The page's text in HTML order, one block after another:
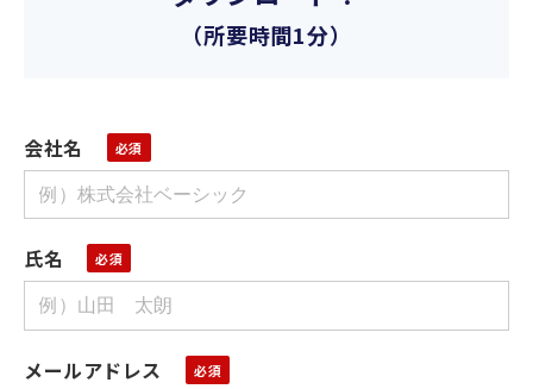
（所要時間1分）
会社名
氏名
メールアドレス